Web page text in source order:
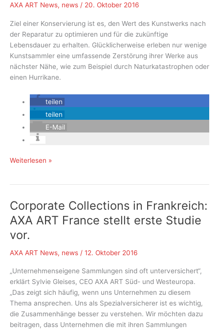
AXA ART News, news / 20. Oktober 2016
Ziel einer Konservierung ist es, den Wert des Kunstwerks nach
der Reparatur zu optimieren und für die zukünftige
Lebensdauer zu erhalten. Glücklicherweise erleben nur wenige
Kunstsammler eine umfassende Zerstörung ihrer Werke aus
nächster Nähe, wie zum Beispiel durch Naturkatastrophen oder
einen Hurrikane.
teilen
teilen
E-Mail
Restaurierung
dreht
um
Konservierung
Weiterlesen »
Corporate Collections in Frankreich:
AXA ART France stellt erste Studie
vor.
AXA ART News, news / 12. Oktober 2016
„Unternehmenseigene Sammlungen sind oft unterversichert“,
erklärt Sylvie Gleises, CEO AXA ART Süd- und Westeuropa.
„Das zeigt sich häufig, wenn uns Unternehmen zu diesem
Thema ansprechen. Uns als Spezialversicherer ist es wichtig,
die Zusammenhänge besser zu verstehen. Wir möchten dazu
beitragen, dass Unternehmen die mit ihren Sammlungen